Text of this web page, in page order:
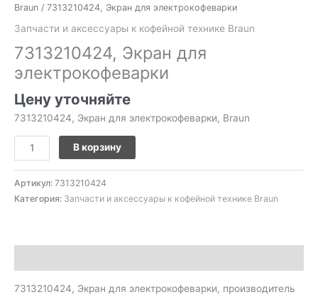
Braun / 7313210424, Экран для электрокофеварки
Запчасти и аксессуары к кофейной технике Braun
7313210424, Экран для
электрокофеварки
Цену уточняйте
7313210424, Экран для электрокофеварки, Braun
В корзину
Артикул: 7313210424
Категория: Запчасти и аксессуары к кофейной технике Braun
7313210424, Экран для электрокофеварки, производитель